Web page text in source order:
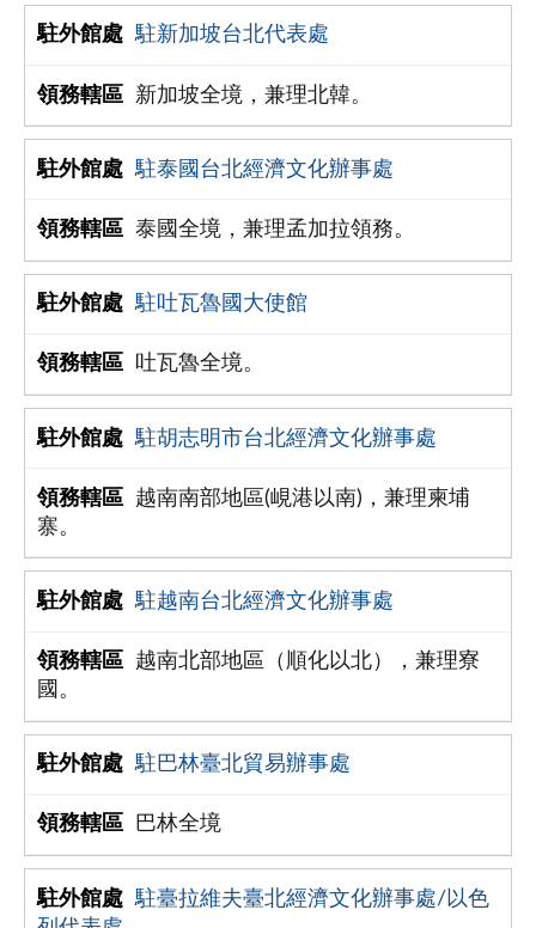
駐新加坡台北代表處
新加坡全境，兼理北韓。
駐泰國台北經濟文化辦事處
泰國全境，兼理孟加拉領務。
駐吐瓦魯國大使館
吐瓦魯全境。
駐胡志明市台北經濟文化辦事處
越南南部地區(峴港以南)，兼理柬埔
寨。
駐越南台北經濟文化辦事處
越南北部地區（順化以北），兼理寮
國。
駐巴林臺北貿易辦事處
巴林全境
駐臺拉維夫臺北經濟文化辦事處/以色